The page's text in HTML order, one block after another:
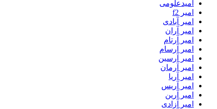
امیدعلومی
امیر f2
امیر آبادی
امیر آران
امیر آرتام
امیر آرسام
امیر آرسین
امیر آرمان
امیر آریا
امیر آریس
امیر آرین
امیر آزادی